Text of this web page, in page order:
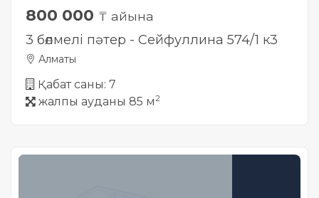
800 000 ₸ айына
3 бөлмелі пәтер - Сейфуллина 574/1 к3
Алматы
Қабат саны: 7
жалпы ауданы 85 м2